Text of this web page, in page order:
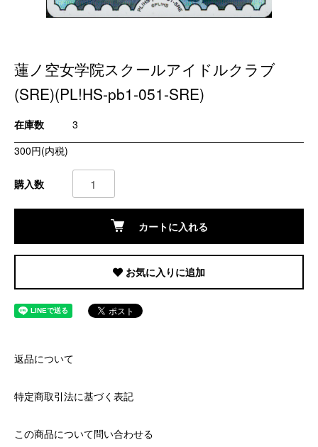
蓮ノ空女学院スクールアイドルクラブ
(SRE)(PL!HS-pb1-051-SRE)
在庫数
3
300円(内税)
購入数
カートに入れる
お気に入りに追加
返品について
特定商取引法に基づく表記
この商品について問い合わせる